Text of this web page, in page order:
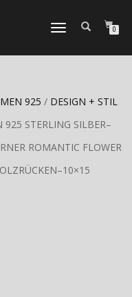
TOGGLE
0
925 / DESIGN + STIL
STERLING SILBER–
ROMANTIC FLOWER